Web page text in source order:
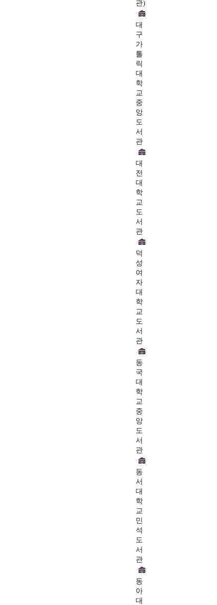
관)
대
구
가
톨
릭
대
학
교
중
앙
도
서
관
대
전
대
학
교
도
서
관
덕
성
여
자
대
학
교
도
서
관
동
국
대
학
교
중
앙
도
서
관
동
서
대
학
교
민
석
도
서
관
동
아
대